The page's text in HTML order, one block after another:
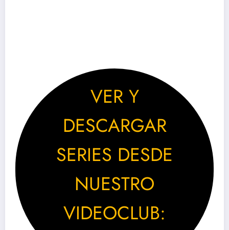
VER Y
DESCARGAR
SERIES DESDE
NUESTRO
VIDEOCLUB: